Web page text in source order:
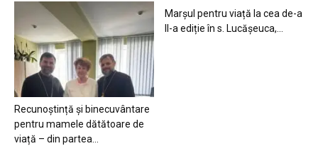
Recunoștință și binecuvântare
pentru mamele dătătoare de
viață – din partea...
Marșul pentru viață la cea de-a
II-a ediție în s. Lucășeuca,...